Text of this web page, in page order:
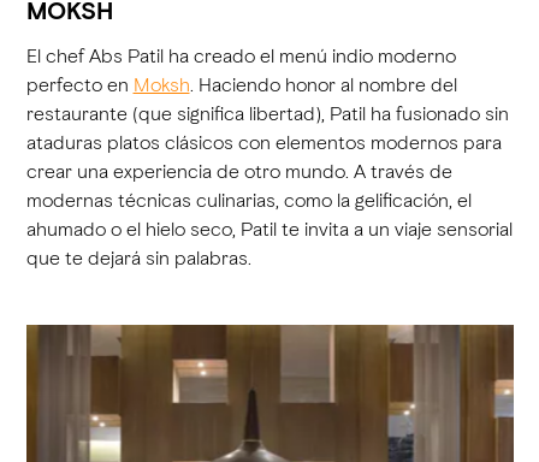
MOKSH
El chef Abs Patil ha creado el menú indio moderno
perfecto en Moksh. Haciendo honor al nombre del
restaurante (que significa libertad), Patil ha fusionado sin
ataduras platos clásicos con elementos modernos para
crear una experiencia de otro mundo. A través de
modernas técnicas culinarias, como la gelificación, el
ahumado o el hielo seco, Patil te invita a un viaje sensorial
que te dejará sin palabras.